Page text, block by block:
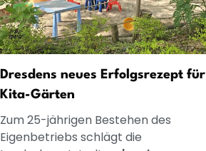
Dresdens neues Erfolgsrezept für
Kita-Gärten
Zum 25-jährigen Bestehen des
Eigenbetriebs schlägt die